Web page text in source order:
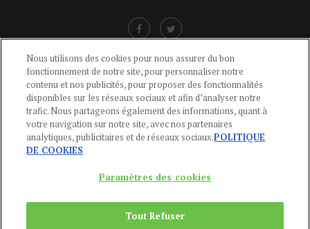
CGU-POLITIQUE DE CONFIDENTIALITÉ -POLITIQUE DES COOKIES
MENTIONS LÉGALES -AIDE
CONTACT
01 44 59 91 11
Du Lundi au Vendredi, 9h-13h et 14h-17h
Nous utilisons des cookies pour nous assurer du bon
fonctionnement de notre site, pour personnaliser notre
contenu et nos publicités, pour proposer des fonctionnalités
disponibles sur les réseaux sociaux et afin d’analyser notre
trafic. Nous partageons également des informations, quant à
votre navigation sur notre site, avec nos partenaires
analytiques, publicitaires et de réseaux sociaux.POLITIQUE
DE COOKIES
Paramètres des cookies
Tout Refuser